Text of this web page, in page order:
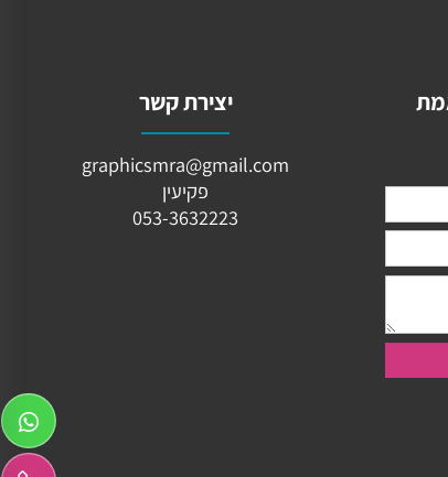
יצירת קשר
graphicsmra@gmail.com